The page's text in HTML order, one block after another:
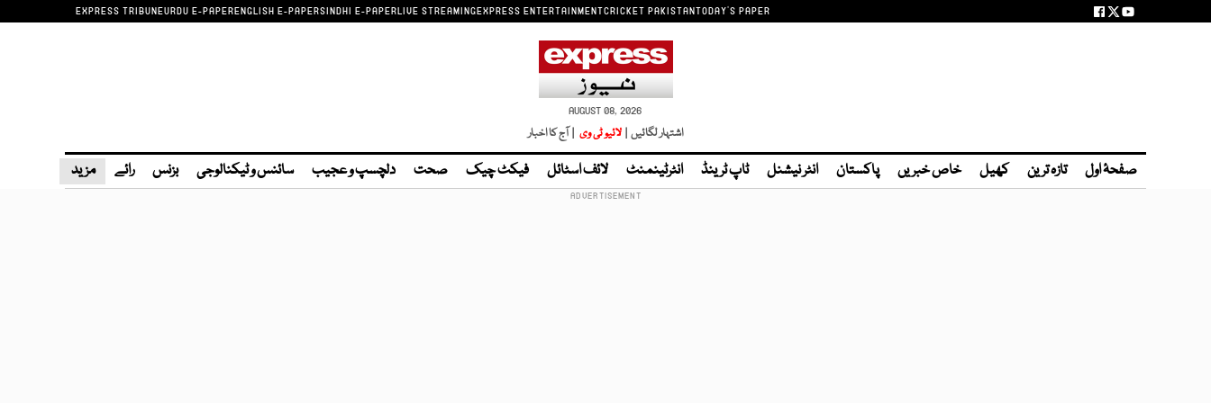
EXPRESS TRIBUNEURDU E-PAPERENGLISH E-PAPERSINDHI E-PAPERLIVE STREAMINGEXPRESS ENTERTAINMENTCRICKET PAKISTANTODAY'S PAPER
AUGUST 08, 2026
اشتہار لگائیں | لائیو ٹی وی | آج کا اخبار
صفحۂ اول تازہ ترین کھیل خاص خبریں پاکستان انٹر نیشنل ٹاپ ٹرینڈ انٹرٹینمنٹ لائف اسٹائل فیکٹ چیک صحت دلچسپ و عجیب سائنس و ٹیکنالوجی بزنس رائے مزید